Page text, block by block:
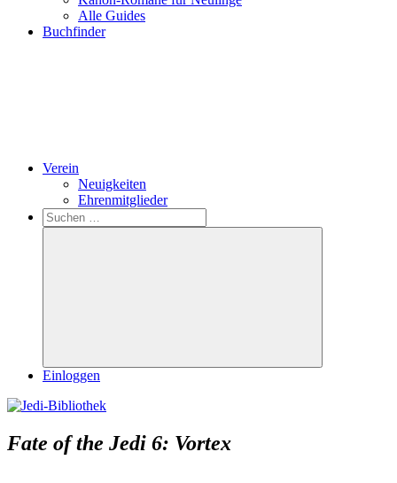
Alle Guides
Buchfinder
Verein
Neuigkeiten
Ehrenmitglieder
Search
Suchen
nach:
Suchen
Einloggen
Fate of the Jedi 6: Vortex